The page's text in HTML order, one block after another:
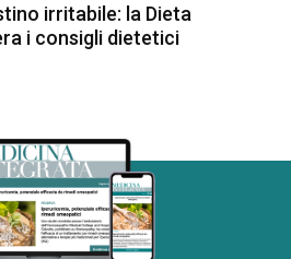
irritabile: la Dieta
i consigli dietetici